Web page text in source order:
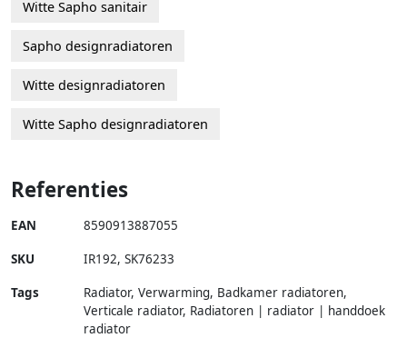
Witte Sapho sanitair
Sapho designradiatoren
Witte designradiatoren
Witte Sapho designradiatoren
Referenties
EAN 8590913887055
SKU IR192, SK76233
Tags
Radiator, Verwarming, Badkamer radiatoren,
Verticale radiator, Radiatoren | radiator | handdoek
radiator